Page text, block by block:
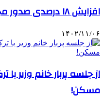
افزایش ۱۸ درصدی صدور مجوز ساخت‌وساز در تهران
۱۴۰۲/۱۱/۰۶
از جلسه پربار خانم وزیر
مسکن!